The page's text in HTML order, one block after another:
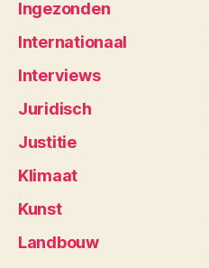
Ingezonden
Internationaal
Interviews
Juridisch
Justitie
Klimaat
Kunst
Landbouw